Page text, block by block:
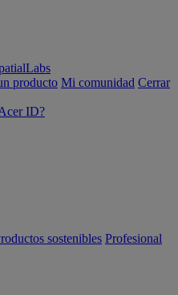
producto Mi comunidad Cerrar
ID?
sostenibles Profesional